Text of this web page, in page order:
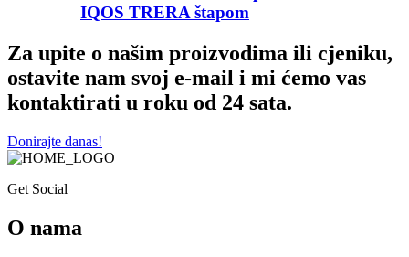
IQOS TRERA štapom
Za upite o našim proizvodima ili cjeniku,
ostavite nam svoj e-mail i mi ćemo vas
kontaktirati u roku od 24 sata.
Donirajte danas!
Get Social
O nama